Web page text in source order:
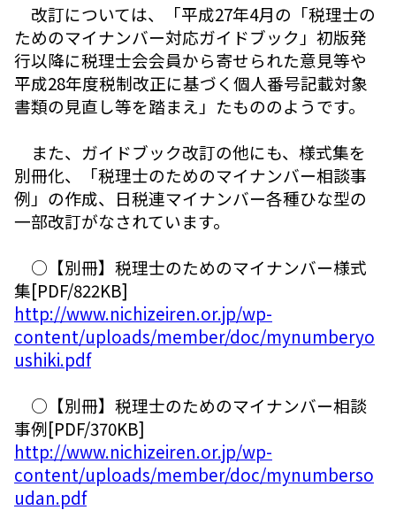
改訂については、「平成27年4月の「税理士の
ためのマイナンバー対応ガイドブック」初版発
行以降に税理士会会員から寄せられた意見等や
平成28年度税制改正に基づく個人番号記載対象
書類の見直し等を踏まえ」たもののようです。
また、ガイドブック改訂の他にも、様式集を
別冊化、「税理士のためのマイナンバー相談事
例」の作成、日税連マイナンバー各種ひな型の
一部改訂がなされています。
○【別冊】税理士のためのマイナンバー様式
集[PDF/822KB]
http://www.nichizeiren.or.jp/wp-
content/uploads/member/doc/mynumberyo
ushiki.pdf
○【別冊】税理士のためのマイナンバー相談
事例[PDF/370KB]
http://www.nichizeiren.or.jp/wp-
content/uploads/member/doc/mynumberso
udan.pdf